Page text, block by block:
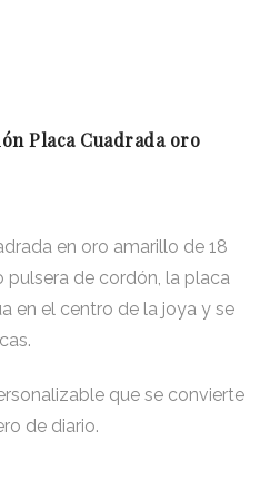
Placa Cuadrada oro
en oro amarillo de 18
pulsera de cordón, la placa
en el centro de la joya y se
que se convierte
de diario.